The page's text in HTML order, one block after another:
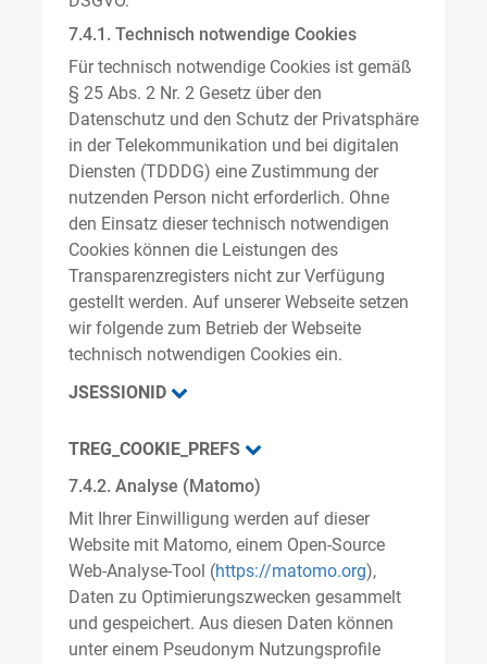
7.4.1. Technisch notwendige Cookies
Für technisch notwendige Cookies ist gemäß
§ 25 Abs. 2 Nr. 2 Gesetz über den
Datenschutz und den Schutz der Privatsphäre
in der Telekommunikation und bei digitalen
Diensten (TDDDG) eine Zustimmung der
nutzenden Person nicht erforderlich. Ohne
den Einsatz dieser technisch notwendigen
Cookies können die Leistungen des
Transparenzregisters nicht zur Verfügung
gestellt werden. Auf unserer Webseite setzen
wir folgende zum Betrieb der Webseite
technisch notwendigen Cookies ein.
JSESSIONID
TREG_COOKIE_PREFS
7.4.2. Analyse (Matomo)
Mit Ihrer Einwilligung werden auf dieser
Website mit Matomo, einem Open-Source
Web-Analyse-Tool (https://matomo.org),
Daten zu Optimierungszwecken gesammelt
und gespeichert. Aus diesen Daten können
unter einem Pseudonym Nutzungsprofile